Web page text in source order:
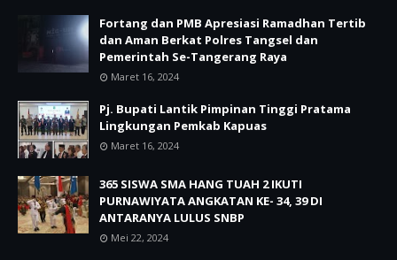
Fortang dan PMB Apresiasi Ramadhan Tertib
dan Aman Berkat Polres Tangsel dan
Pemerintah Se-Tangerang Raya
Maret 16, 2024
Pj. Bupati Lantik Pimpinan Tinggi Pratama
Lingkungan Pemkab Kapuas
Maret 16, 2024
365 SISWA SMA HANG TUAH 2 IKUTI
PURNAWIYATA ANGKATAN KE- 34, 39 DI
ANTARANYA LULUS SNBP
Mei 22, 2024